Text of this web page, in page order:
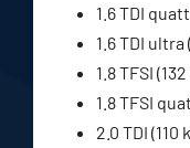
1.6 TDI
1.6 TDI ultra
1.8 TFSI
1.8 TFSI
2.0 TDI (110